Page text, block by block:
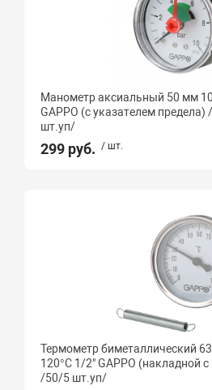
Манометр аксиальный 50 мм
GAPPO (с указателем предела)
шт.уп/
299 руб. / шт.
Термометр биметаллический
120°C 1/2" GAPPO (накладной
/50/5 шт.уп/